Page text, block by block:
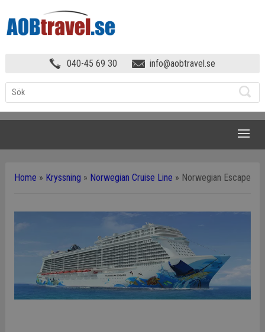
040-45 69 30 info@aobtravel.se
Home » Kryssning » Norwegian Cruise Line » Norwegian Escape